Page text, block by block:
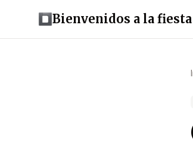
Bienvenidos a la fiesta